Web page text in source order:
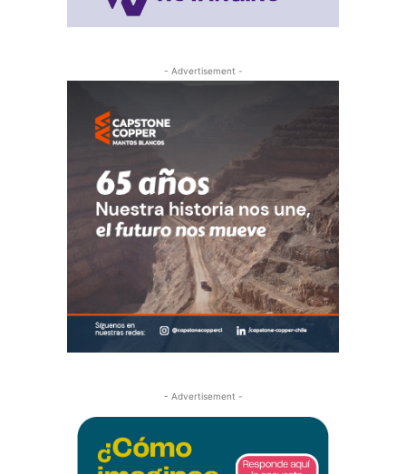
- Advertisement -
- Advertisement -